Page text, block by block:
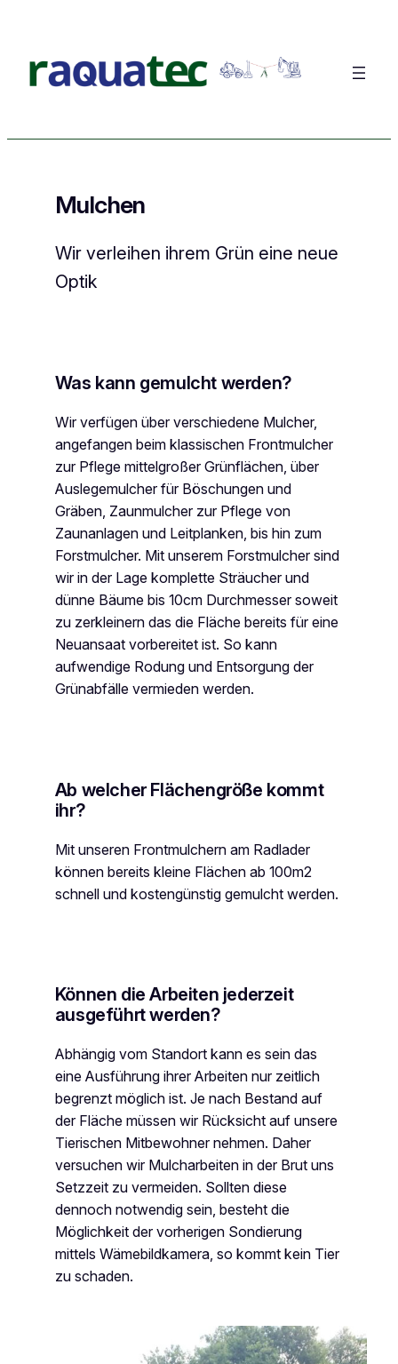
springen
Mulchen
Wir verleihen ihrem Grün eine neue
Optik
Was kann gemulcht werden?
Wir verfügen über verschiedene Mulcher,
angefangen beim klassischen Frontmulcher
zur Pflege mittelgroßer Grünflächen, über
Auslegemulcher für Böschungen und
Gräben, Zaunmulcher zur Pflege von
Zaunanlagen und Leitplanken, bis hin zum
Forstmulcher. Mit unserem Forstmulcher sind
wir in der Lage komplette Sträucher und
dünne Bäume bis 10cm Durchmesser soweit
zu zerkleinern das die Fläche bereits für eine
Neuansaat vorbereitet ist. So kann
aufwendige Rodung und Entsorgung der
Grünabfälle vermieden werden.
Ab welcher Flächengröße kommt
ihr?
Mit unseren Frontmulchern am Radlader
können bereits kleine Flächen ab 100m2
schnell und kostengünstig gemulcht werden.
Können die Arbeiten jederzeit
ausgeführt werden?
Abhängig vom Standort kann es sein das
eine Ausführung ihrer Arbeiten nur zeitlich
begrenzt möglich ist. Je nach Bestand auf
der Fläche müssen wir Rücksicht auf unsere
Tierischen Mitbewohner nehmen. Daher
versuchen wir Mulcharbeiten in der Brut uns
Setzzeit zu vermeiden. Sollten diese
dennoch notwendig sein, besteht die
Möglichkeit der vorherigen Sondierung
mittels Wämebildkamera, so kommt kein Tier
zu schaden.